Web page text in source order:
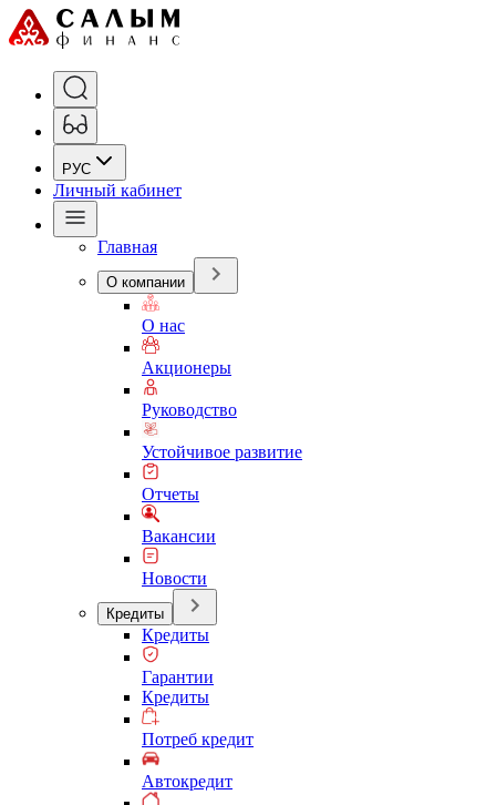
РУС
Личный кабинет
Главная
О компании
О нас
Акционеры
Руководство
Устойчивое развитие
Отчеты
Вакансии
Новости
Кредиты
Кредиты
Гарантии
Кредиты
Потреб кредит
Автокредит